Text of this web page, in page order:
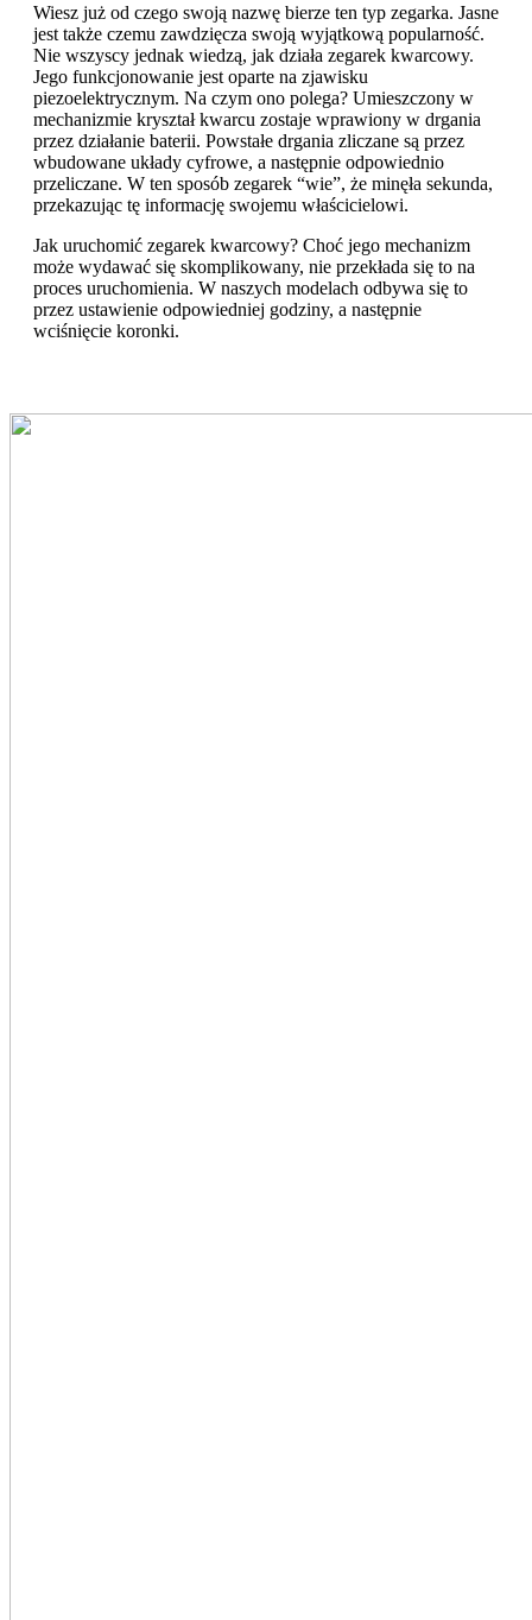
Wiesz już od czego swoją nazwę bierze ten typ zegarka. Jasne
jest także czemu zawdzięcza swoją wyjątkową popularność.
Nie wszyscy jednak wiedzą, jak działa zegarek kwarcowy.
Jego funkcjonowanie jest oparte na zjawisku
piezoelektrycznym. Na czym ono polega? Umieszczony w
mechanizmie kryształ kwarcu zostaje wprawiony w drgania
przez działanie baterii. Powstałe drgania zliczane są przez
wbudowane układy cyfrowe, a następnie odpowiednio
przeliczane. W ten sposób zegarek “wie”, że minęła sekunda,
przekazując tę informację swojemu właścicielowi.
Jak uruchomić zegarek kwarcowy? Choć jego mechanizm
może wydawać się skomplikowany, nie przekłada się to na
proces uruchomienia. W naszych modelach odbywa się to
przez ustawienie odpowiedniej godziny, a następnie
wciśnięcie koronki.